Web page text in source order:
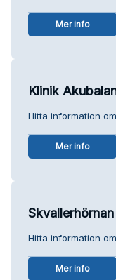
Mer info
Klinik
Hitta information
Mer info
Skvallerhörnan
Hitta information
Mer info